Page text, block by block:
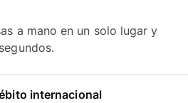
a mano en un solo lugar y
internacional